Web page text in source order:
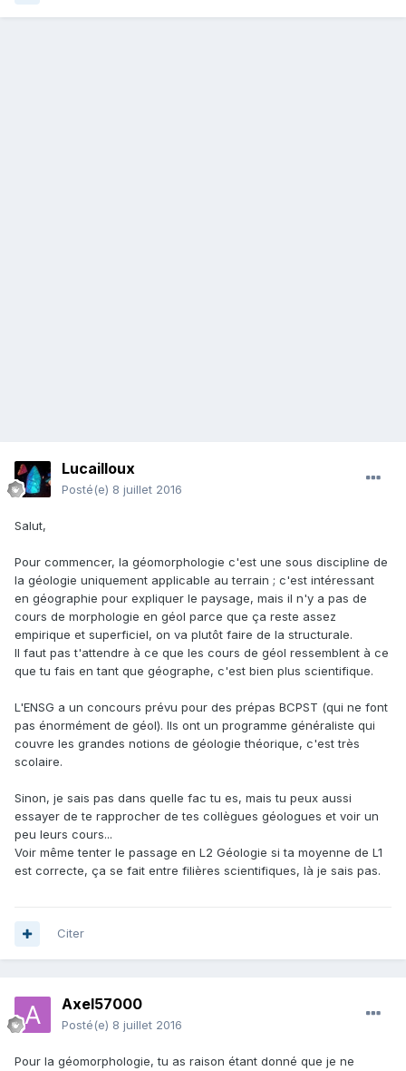
Lucailloux
Posté(e) 8 juillet 2016
Salut,
Pour commencer, la géomorphologie c'est une sous discipline de
la géologie uniquement applicable au terrain ; c'est intéressant
en géographie pour expliquer le paysage, mais il n'y a pas de
cours de morphologie en géol parce que ça reste assez
empirique et superficiel, on va plutôt faire de la structurale.
Il faut pas t'attendre à ce que les cours de géol ressemblent à ce
que tu fais en tant que géographe, c'est bien plus scientifique.
L'ENSG a un concours prévu pour des prépas BCPST (qui ne font
pas énormément de géol). Ils ont un programme généraliste qui
couvre les grandes notions de géologie théorique, c'est très
scolaire.
Sinon, je sais pas dans quelle fac tu es, mais tu peux aussi
essayer de te rapprocher de tes collègues géologues et voir un
peu leurs cours...
Voir même tenter le passage en L2 Géologie si ta moyenne de L1
est correcte, ça se fait entre filières scientifiques, là je sais pas.
Citer
Axel57000
Posté(e) 8 juillet 2016
Pour la géomorphologie, tu as raison étant donné que je ne